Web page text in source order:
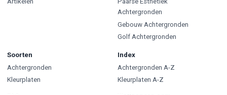
Achtergronden
Gebouw Achtergronden
Golf Achtergronden
Soorten
Achtergronden
Kleurplaten
Index
Achtergronden A-Z
Kleurplaten A-Z